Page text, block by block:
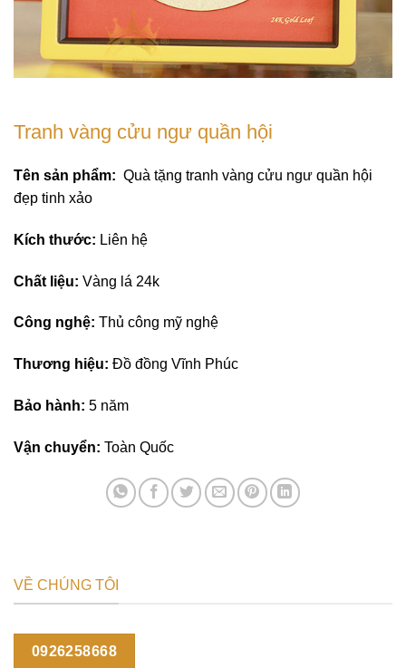
Tranh vàng cửu ngư quần hội
Tên sản phẩm: Quà tặng tranh vàng cửu ngư quần hội
đẹp tinh xảo
Kích thước: Liên hệ
Chất liệu: Vàng lá 24k
Công nghệ: Thủ công mỹ nghệ
Thương hiệu: Đồ đồng Vĩnh Phúc
Bảo hành: 5 năm
Vận chuyển: Toàn Quốc
VỀ CHÚNG TÔI
0926258668